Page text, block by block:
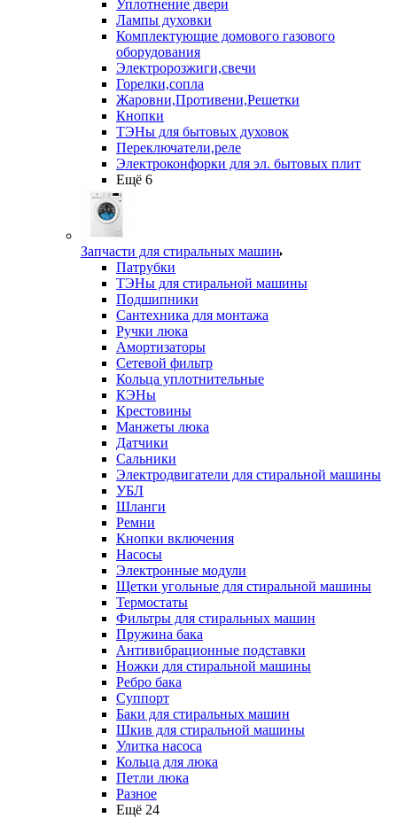
Уплотнение двери
Лампы духовки
Комплектующие домового газового
оборудования
Электророзжиги,свечи
Горелки,сопла
Жаровни,Противени,Решетки
Кнопки
ТЭНы для бытовых духовок
Переключатели,реле
Электроконфорки для эл. бытовых плит
Ещё 6
Запчасти для стиральных машин
Патрубки
ТЭНы для стиральной машины
Подшипники
Сантехника для монтажа
Ручки люка
Амортизаторы
Сетевой фильтр
Кольца уплотнительные
КЭНы
Крестовины
Манжеты люка
Датчики
Сальники
Электродвигатели для стиральной машины
УБЛ
Шланги
Ремни
Кнопки включения
Насосы
Электронные модули
Щетки угольные для стиральной машины
Термостаты
Фильтры для стиральных машин
Пружина бака
Антивибрационные подставки
Ножки для стиральной машины
Ребро бака
Суппорт
Баки для стиральных машин
Шкив для стиральной машины
Улитка насоса
Кольца для люка
Петли люка
Разное
Ещё 24